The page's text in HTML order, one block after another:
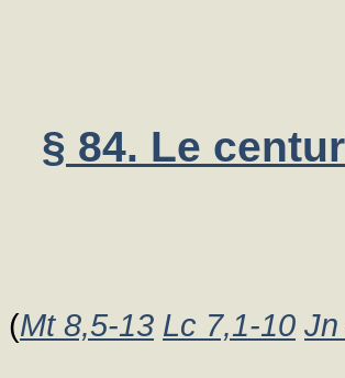
§ 84. Le
(Mt 8,5-13 Lc 7,1-10 Jn